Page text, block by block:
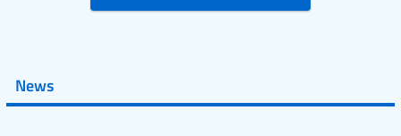
News